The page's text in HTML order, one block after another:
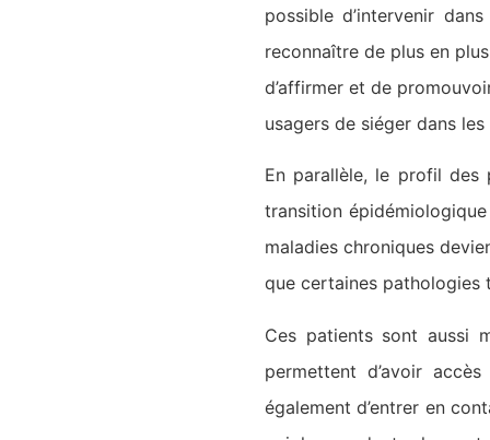
possible d’intervenir
reconnaître de plus en
d’affirmer et de
usagers de siéger dans
En parallèle, le profil des
transition
maladies chroniques
que certaines pathologies
Ces patients sont aussi
permettent d’avoir
également d’entrer en